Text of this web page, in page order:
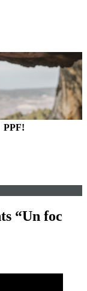
PPF!
“Un foc